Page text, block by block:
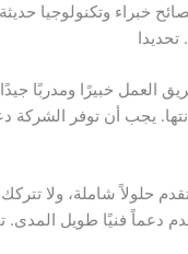
خبراء وتكنولوجيا
تحديدا
العمل خبيرًا ومدربًا
يجب أن توفر الشركة
حلولاً شاملة، ولا
دعماً فنيًا طويل المدى.